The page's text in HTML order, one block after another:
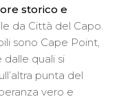
storico e
da Città del Capo.
sono Cape Point,
quali si
punta del
vero e